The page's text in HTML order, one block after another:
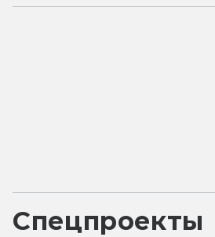
Спецпроекты